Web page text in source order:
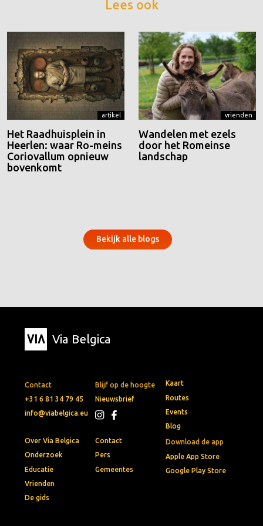
Lees ook
artikel
Het Raadhuisplein in
Heerlen: waar Ro-meins
Coriovallum opnieuw
bovenkomt
vrienden
Wandelen met ezels
door het Romeinse
landschap
Bekijk alle blogs
Via Belgica
Contact
+31 6 81 34 79 45
info@viabelgica.eu
Blijf op de hoogte
Nieuwsbrief
Download de app
Apple App Store
Google Play Store
Kaart
Routes
Events
Blog
Over Via Belgica
Onderzoek
Educatie
Vrienden
De gids
Contact
Pers
Gemeentes